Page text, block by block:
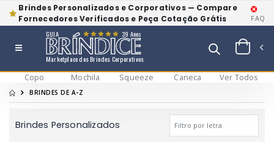
Brindes Personalizados e Corporativos — Compare
Fornecedores Verificados e Peça Cotação Grátis
FAQ
Marketplace dos Brindes Corporativos
GUIA 39 Anos
Copo Mochila Squeeze Caneca Ver Todos
BRINDES DE A-Z
Brindes Personalizados